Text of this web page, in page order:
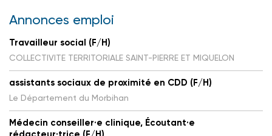
Annonces emploi
Travailleur social (F/H)
COLLECTIVITE TERRITORIALE SAINT-PIERRE ET MIQUELON
assistants sociaux de proximité en CDD (F/H)
Le Département du Morbihan
Médecin conseiller·e clinique, Écoutant·e